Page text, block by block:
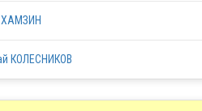
КОЛЕСНИКОВ